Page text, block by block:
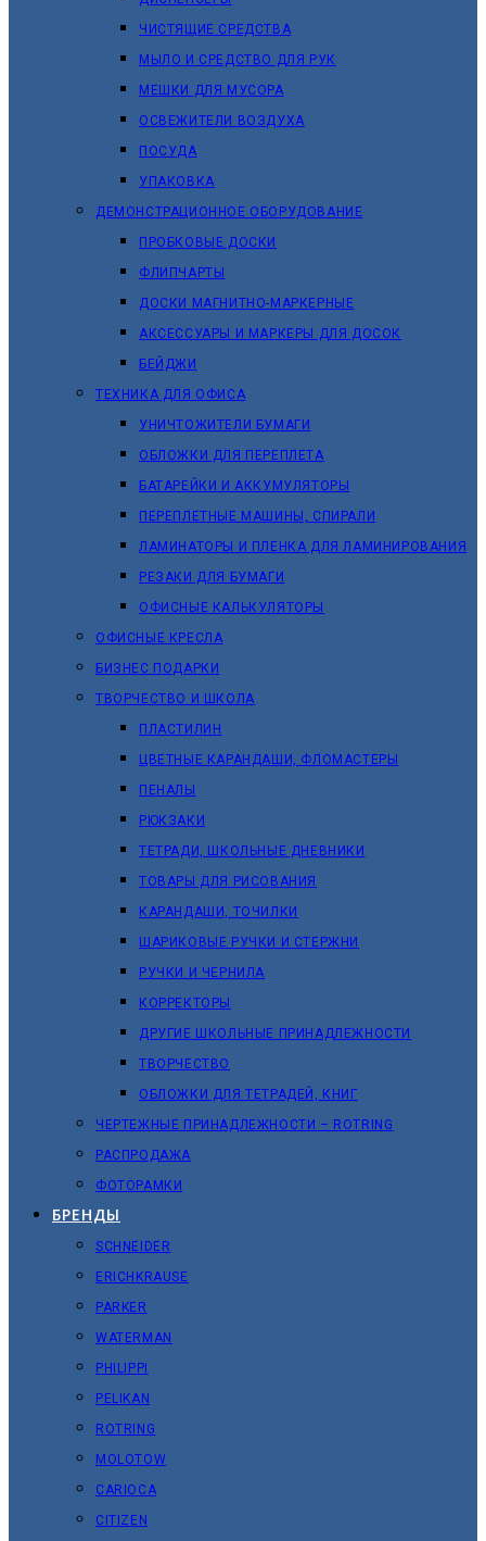
ЧИСТЯЩИЕ СРЕДСТВА
МЫЛО И СРЕДСТВО ДЛЯ РУК
МЕШКИ ДЛЯ МУСОРА
ОСВЕЖИТЕЛИ ВОЗДУХА
ПОСУДА
УПАКОВКА
ДЕМОНСТРАЦИОННОЕ ОБОРУДОВАНИЕ
ПРОБКОВЫЕ ДОСКИ
ФЛИПЧАРТЫ
ДОСКИ МАГНИТНО-МАРКЕРНЫЕ
АКСЕССУАРЫ И МАРКЕРЫ ДЛЯ ДОСОК
БЕЙДЖИ
ТЕХНИКА ДЛЯ ОФИСА
УНИЧТОЖИТЕЛИ БУМАГИ
ОБЛОЖКИ ДЛЯ ПЕРЕПЛЕТА
БАТАРЕЙКИ И АККУМУЛЯТОРЫ
ПЕРЕПЛЕТНЫЕ МАШИНЫ, СПИРАЛИ
ЛАМИНАТОРЫ И ПЛЕНКА ДЛЯ ЛАМИНИРОВАНИЯ
РЕЗАКИ ДЛЯ БУМАГИ
ОФИСНЫЕ КАЛЬКУЛЯТОРЫ
ОФИСНЫЕ КРЕСЛА
БИЗНЕС ПОДАРКИ
ТВОРЧЕСТВО И ШКОЛА
ПЛАСТИЛИН
ЦВЕТНЫЕ КАРАНДАШИ, ФЛОМАСТЕРЫ
ПЕНАЛЫ
РЮКЗАКИ
ТЕТРАДИ, ШКОЛЬНЫЕ ДНЕВНИКИ
ТОВАРЫ ДЛЯ РИСОВАНИЯ
КАРАНДАШИ, ТОЧИЛКИ
ШАРИКОВЫЕ РУЧКИ И СТЕРЖНИ
РУЧКИ И ЧЕРНИЛА
КОРРЕКТОРЫ
ДРУГИЕ ШКОЛЬНЫЕ ПРИНАДЛЕЖНОСТИ
ТВОРЧЕСТВО
ОБЛОЖКИ ДЛЯ ТЕТРАДЕЙ, КНИГ
ЧЕРТЕЖНЫЕ ПРИНАДЛЕЖНОСТИ – ROTRING
РАСПРОДАЖА
ФОТОРАМКИ
БРЕНДЫ
SCHNEIDER
ERICHKRAUSE
PARKER
WATERMAN
PHILIPPI
PELIKAN
ROTRING
MOLOTOW
CARIOCA
CITIZEN